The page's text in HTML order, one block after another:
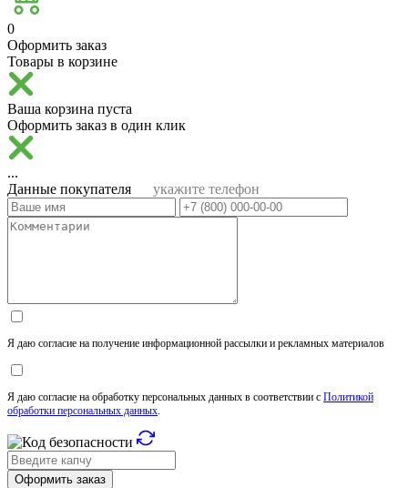
0
Оформить заказ
Товары в корзине
Ваша корзина пуста
Оформить заказ в один клик
...
Данные покупателя
укажите телефон
Я даю согласие на получение информационной рассылки и рекламных материалов
Я даю согласие на обработку персональных данных в соответствии с Политикой
обработки персональных данных.
Оформить заказ